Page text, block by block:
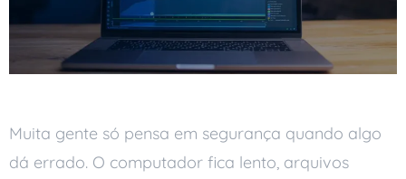
Muita gente só pensa em segurança quando algo
dá errado. O computador fica lento, arquivos